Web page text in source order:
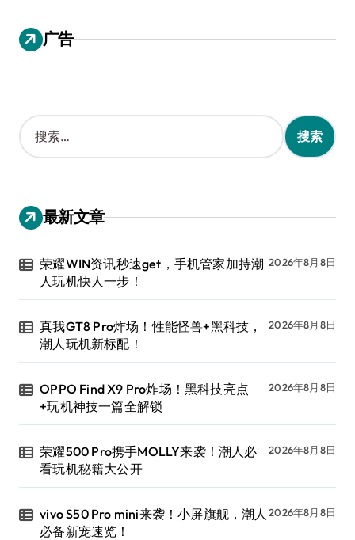
广告
搜
索
：
最新文章
荣耀WIN资讯秒速get，手机管家加持潮
人玩机快人一步！
2026年8月8日
真我GT8 Pro炸场！性能怪兽+黑科技，
潮人玩机新标配！
2026年8月8日
OPPO Find X9 Pro炸场！黑科技亮点
+玩机神技一篇全解锁
2026年8月8日
荣耀500 Pro携手MOLLY来袭！潮人必
看玩机秘籍大公开
2026年8月8日
vivo S50 Pro mini来袭！小屏旗舰，潮人
必备新宠速览！
2026年8月8日